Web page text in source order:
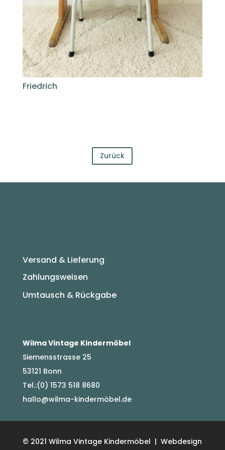
Friedrich
Zurück
Versand & Lieferung
Zahlungsweisen
Umtausch & Rückgabe
Wilma Vintage Kindermöbel
Siemensstrasse 25
53121 Bonn
Tel.:(0) 1573 518 8680
hallo@wilma-kindermöbel.de
© 2021 Wilma Vintage Kindermöbel | Webdesign